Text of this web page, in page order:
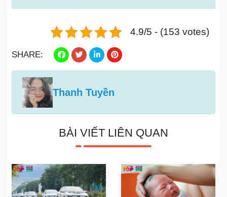
4.9/5 - (153 votes)
SHARE:
Thanh Tuyền
BÀI VIẾT LIÊN QUAN